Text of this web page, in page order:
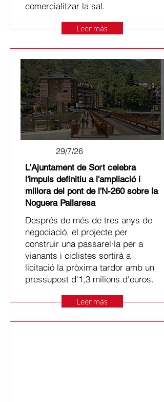
comercialitzar la sal.
Leer más
29/7/26
L'Ajuntament de Sort celebra
l'impuls definitiu a l'ampliació i
millora del pont de l'N-260 sobre la
Noguera Pallaresa
Després de més de tres anys de
negociació, el projecte per
construir una passarel·la per a
vianants i ciclistes sortirà a
licitació la pròxima tardor amb un
pressupost d'1,3 milions d'euros.
Leer más